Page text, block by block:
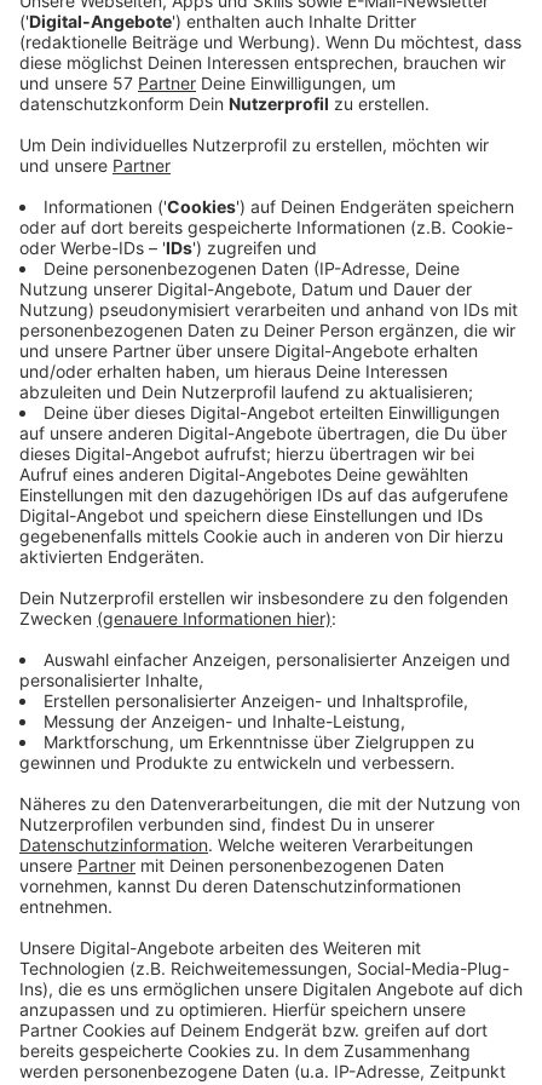
Neues Album "Alles lebt"
Anzeige
Adel Tawil ist Vater geworden. Viel mehr will er nicht
verraten. Aber, seine Rolle als Vater hat ihm einen
anderen Drive gegeben. An Drive hat er trotzdem
nichts verloren. Das beweist auch sein neues Album
"Alles lebt" mit der Hitsingle "Tu m'appelles".
Außerdem war es heiß bei uns. Deswegen durfte er im
Interview ausnahmsweise ein Eis im Studio essen. Darf
sonst keiner.
Anzeige
Wir benötigen Ihre
Video-Service zu laden!
Wir verwenden einen Service eines
Drittanbieters, um Videoinhalte
einzubetten. Dieser Service kann
Daten zu Ihren Aktivitäten
sammeln. Bitte lesen Sie die
Details durch und stimmen Sie der
Nutzung des Service zu, um dieses
Video anzusehen.
Akzeptieren
powered byUsercentrics Consent
Management Platform
Anzeige